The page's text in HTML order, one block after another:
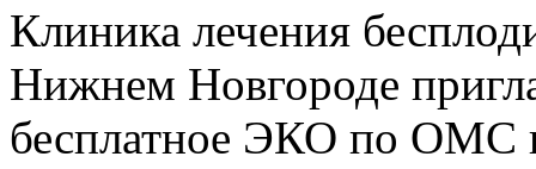
Клиника лечения
Нижнем Новгороде
бесплатное ЭКО по ОМС